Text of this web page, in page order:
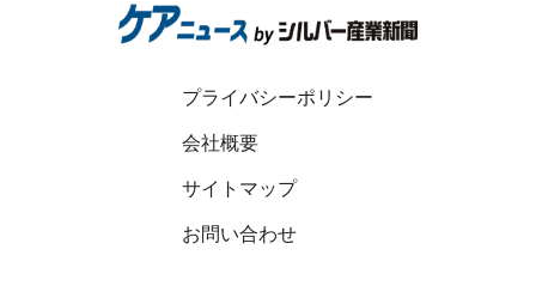
プライバシーポリシー
会社概要
サイトマップ
お問い合わせ